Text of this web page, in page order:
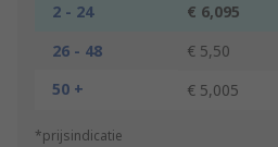
2 - 24 € 6,095
26 - 48
€ 5,50
50 +
€ 5,005
*prijsindicatie